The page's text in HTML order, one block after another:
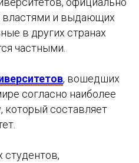
и выдающих
в других странах
частными.
, вошедших
согласно наиболее
который составляет
студентов,